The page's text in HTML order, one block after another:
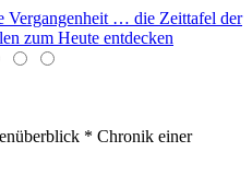
Vergangenheit … die Zeittafel der
zum Heute entdecken
* Chronik einer